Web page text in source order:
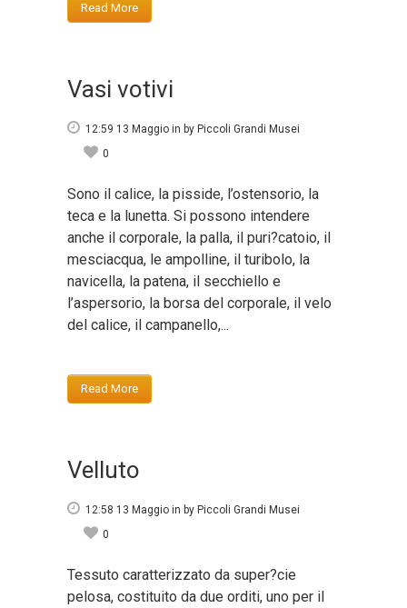
Read More
Vasi votivi
12:59 13 Maggio in by Piccoli Grandi Musei
0
Sono il calice, la pisside, l’ostensorio, la
teca e la lunetta. Si possono intendere
anche il corporale, la palla, il puri?catoio, il
mesciacqua, le ampolline, il turibolo, la
navicella, la patena, il secchiello e
l’aspersorio, la borsa del corporale, il velo
del calice, il campanello,...
Read More
Velluto
12:58 13 Maggio in by Piccoli Grandi Musei
0
Tessuto caratterizzato da super?cie
pelosa, costituito da due orditi, uno per il